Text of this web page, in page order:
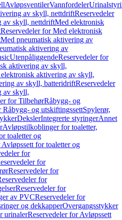
AvløpsventilerVannfordeler
av skyll, nettdriftReservedeler
av skyll, nettdriftMed elektronisk
Reservedeler for Med elektronisk
Med pneumatisk aktivering av
aktivering av
UtenpåliggendeReservedeler for
aktivering av skyll,
aktivering av skyll,
av skyll, batteridriftReservedeler
av skyll,
for TilbehørRåbygg- og
Råbygg- og utskiftingssettSpylerør,
DekslerIntegrerte styringerAnnet
Avløpstilkoblinger for toaletter,
toaletter og
for toaletter og
for
for
Reservedeler for
for
Reservedeler for
av PVCReservedeler for
og dekkapperOvergangsstykker
urinalerReservedeler for Avløpssett